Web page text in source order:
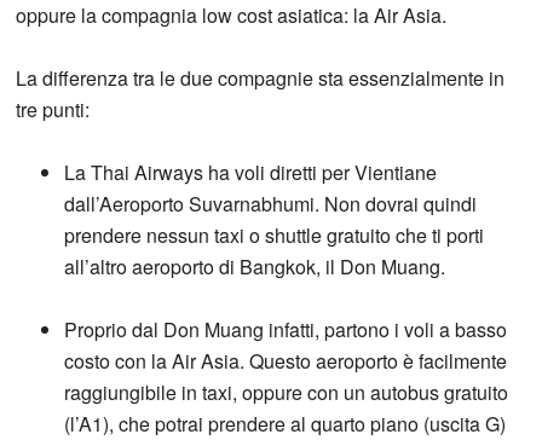
oppure la compagnia low cost asiatica: la Air Asia.
La differenza tra le due compagnie sta essenzialmente in
tre punti:
La Thai Airways ha voli diretti per Vientiane
dall’Aeroporto Suvarnabhumi. Non dovrai quindi
prendere nessun taxi o shuttle gratuito che ti porti
all’altro aeroporto di Bangkok, il Don Muang.
Proprio dal Don Muang infatti, partono i voli a basso
costo con la Air Asia. Questo aeroporto è facilmente
raggiungibile in taxi, oppure con un autobus gratuito
(l’A1), che potrai prendere al quarto piano (uscita G)